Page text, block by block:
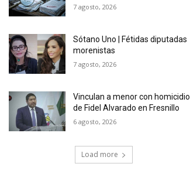
7 agosto, 2026
Sótano Uno | Fétidas diputadas
morenistas
7 agosto, 2026
Vinculan a menor con homicidio
de Fidel Alvarado en Fresnillo
6 agosto, 2026
Load more